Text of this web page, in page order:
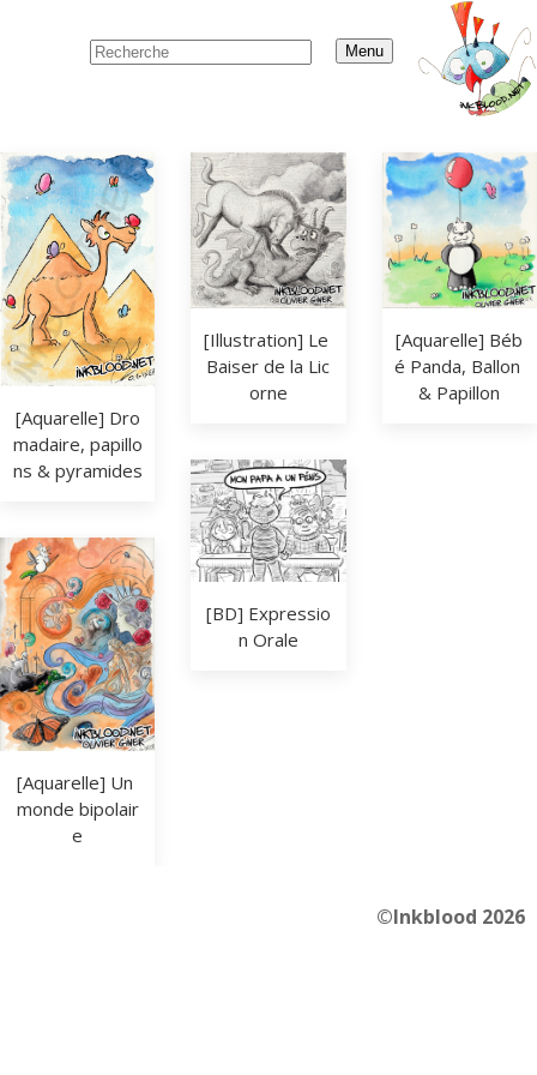
Menu
[Aquarelle] Dro
madaire, papillo
ns & pyramides
[Illustration] Le
Baiser de la Lic
orne
[Aquarelle] Béb
é Panda, Ballon
& Papillon
[Aquarelle] Un
monde bipolair
e
[BD] Expressio
n Orale
©Inkblood 2026